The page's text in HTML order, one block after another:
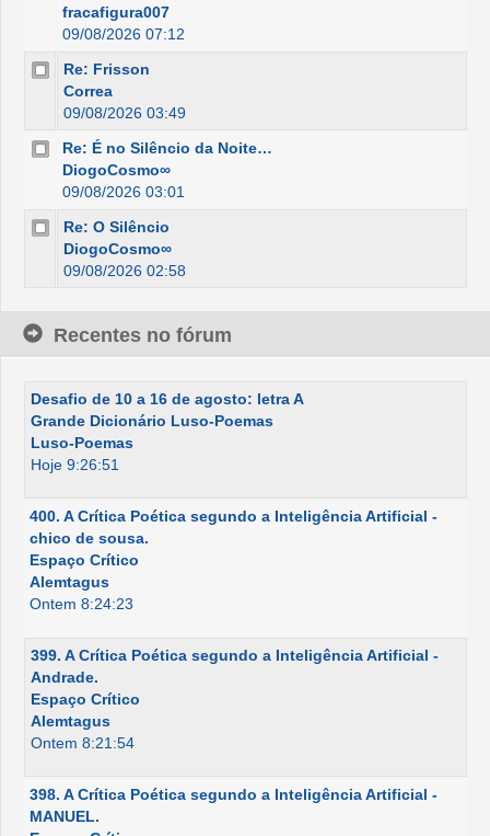
fracafigura007
09/08/2026 07:12
Re: Frisson
Correa
09/08/2026 03:49
Re: É no Silêncio da Noite…
DiogoCosmo∞
09/08/2026 03:01
Re: O Silêncio
DiogoCosmo∞
09/08/2026 02:58
Recentes no fórum
Desafio de 10 a 16 de agosto: letra A
Grande Dicionário Luso-Poemas
Luso-Poemas
Hoje 9:26:51
400. A Crítica Poética segundo a Inteligência Artificial -
chico de sousa.
Espaço Crítico
Alemtagus
Ontem 8:24:23
399. A Crítica Poética segundo a Inteligência Artificial -
Andrade.
Espaço Crítico
Alemtagus
Ontem 8:21:54
398. A Crítica Poética segundo a Inteligência Artificial -
MANUEL.